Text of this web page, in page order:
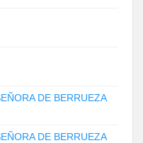
DE BERRUEZA
DE BERRUEZA